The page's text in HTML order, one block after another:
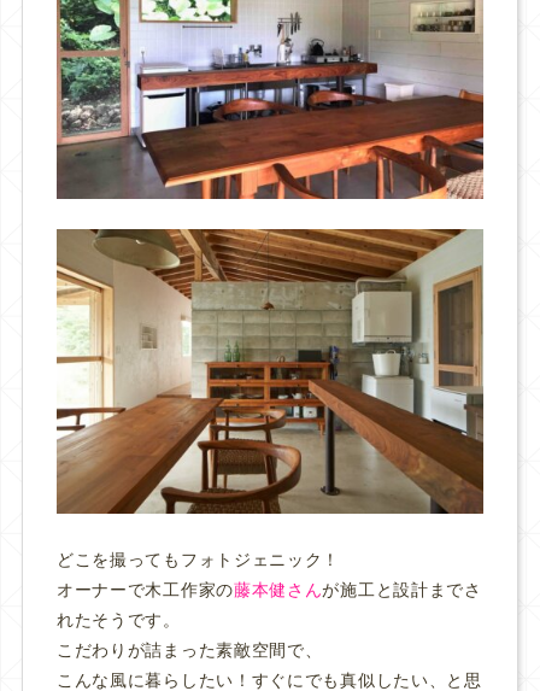
どこを撮ってもフォトジェニック！
オーナーで木工作家の藤本健さんが施工と設計までさ
れたそうです。
こだわりが詰まった素敵空間で、
こんな風に暮らしたい！すぐにでも真似したい、と思